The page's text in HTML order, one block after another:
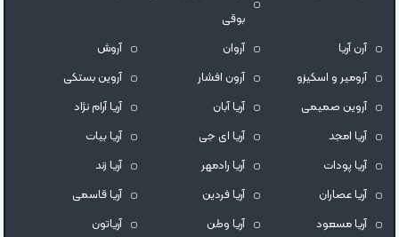
بوقی
آرن آریا آروان
آروش
آرومیر و اسکیزو
آرون افشار
آروین بستکی
آروین صمیمی
آریا آبان
آریا آرام نژاد
آریا امجد
آریا ای جی
آریا بیات
آریا پودات
آریا رادمهر
آریا زند
آریا عصاران
آریا فردین
آریا قاسمی
آریا مسعود
آریا وطن
آریاتون